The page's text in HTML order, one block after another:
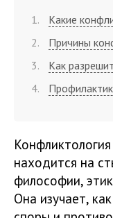
Какие
Причины
Как
находится на
философии,
Она изучает,